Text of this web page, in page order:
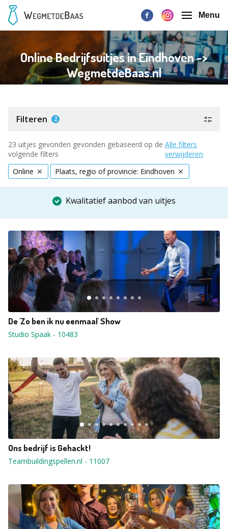
Menu
Online Bedrijfsuitjes in Eindhoven ->
WegmetdeBaas.nl
Filteren 2
23 uitjes gevonden gevonden gebaseerd op de
volgende filters
Alle filters
verwijderen
Online
Plaats, regio of provincie: Eindhoven
Kwalitatief aanbod van uitjes
De 'Zo ben ik nu eenmaal' Show
Studio Spaak - 10483
Ons bedrijf is Gehackt!
Teambuildingspellen.nl - 11007